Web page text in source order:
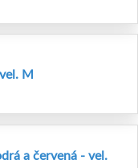
M
a červená - vel.